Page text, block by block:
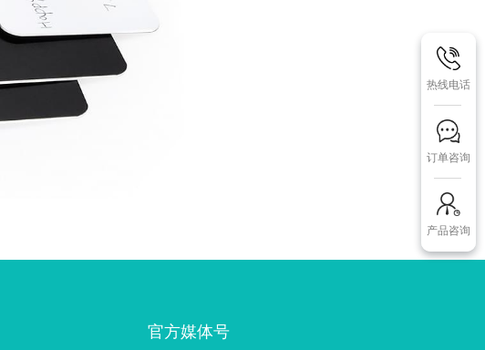
官方媒体号
热线电话
订单咨询
产品咨询